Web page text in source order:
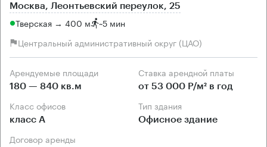
Москва, Леонтьевский переулок, 25
Тверская → 400 м ~5 мин
Центральный административный округ (ЦАО)
Арендуемые площади
180 — 840 кв.м
Ставка арендной платы
от 53 000 Р/м² в год
Класс офисов
класс А
Тип здания
Офисное здание
Договор аренды